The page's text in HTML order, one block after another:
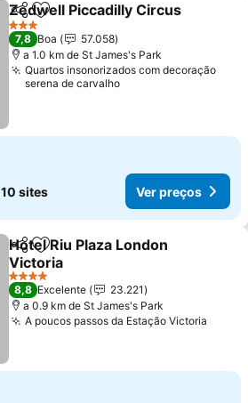
PartilharAdicionar aos favoritos
Zedwell Piccadilly Circus
3 Estrelas
7,8 Boa
57.058
a 1.0 km de St James's Park
Quartos insonorizados com decoração
serena de carvalho
10 sites Ver preços
PartilharAdicionar aos favoritos
Hotel Riu Plaza London
Victoria
Ver preços
4 Estrelas
8,8 Excelente
23.221
a 0.9 km de St James's Park
A poucos passos da Estação Victoria